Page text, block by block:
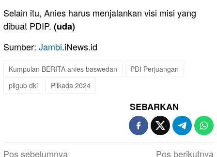
Selain itu, Anies harus menjalankan visi misi yang
dibuat PDIP. (uda)
Sumber: Jambi.iNews.id
Kumpulan BERITA anies baswedan
PDI Perjuangan
pilgub dki
Pilkada 2024
SEBARKAN
Pos sebelumnya
Pos berikutnya